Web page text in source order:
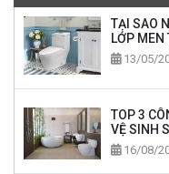
TẠI SAO
LỚP MEN
13/05/
TOP 3
VỆ SINH
16/08/